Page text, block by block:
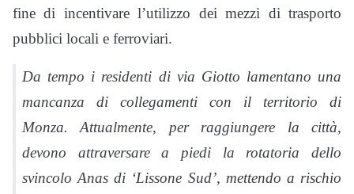
fine di incentivare l’utilizzo dei mezzi di trasporto
pubblici locali e ferroviari.
Da tempo i residenti di via Giotto lamentano una
mancanza di collegamenti con il territorio di
Monza. Attualmente, per raggiungere la città,
devono attraversare a piedi la rotatoria dello
svincolo Anas di ‘Lissone Sud’, mettendo a rischio